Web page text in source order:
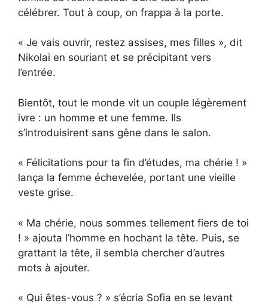
célébrer. Tout à coup, on frappa à la porte.
« Je vais ouvrir, restez assises, mes filles », dit
Nikolai en souriant et se précipitant vers
l’entrée.
Bientôt, tout le monde vit un couple légèrement
ivre : un homme et une femme. Ils
s’introduisirent sans gêne dans le salon.
« Félicitations pour ta fin d’études, ma chérie ! »
lança la femme échevelée, portant une vieille
veste grise.
« Ma chérie, nous sommes tellement fiers de toi
! » ajouta l’homme en hochant la tête. Puis, se
grattant la tête, il sembla chercher d’autres
mots à ajouter.
« Qui êtes-vous ? » s’écria Sofia en se levant